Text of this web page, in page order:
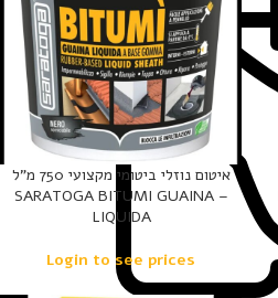
איטום נוזלי ביטומי מקצועי 750 מ”ל
– SARATOGA BITUMI GUAINA
LIQUIDA
Login to see prices